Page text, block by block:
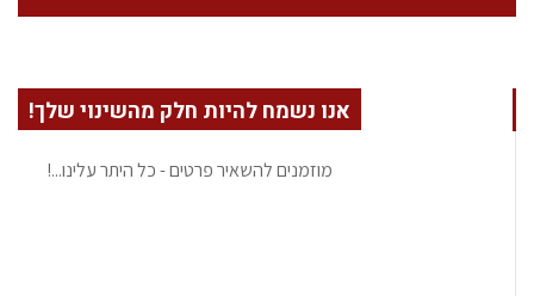
אנו נשמח להיות חלק מהשינוי שלך!
מוזמנים להשאיר פרטים - כל היתר עלינו...!